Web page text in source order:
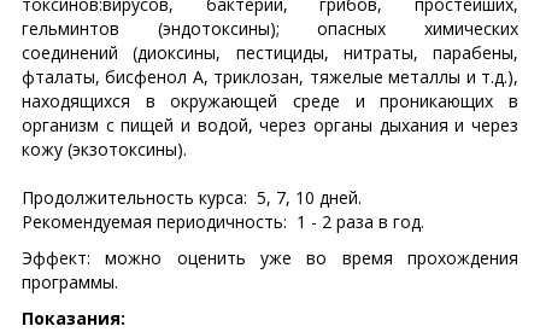
гельминтов (эндотоксины); опасных химических
соединений (диоксины, пестициды, нитраты, парабены,
фталаты, бисфенол А, триклозан, тяжелые металлы и т.д.),
находящихся в окружающей среде и проникающих в
организм с пищей и водой, через органы дыхания и через
кожу (экзотоксины).
Продолжительность курса: 5, 7, 10 дней.
Рекомендуемая периодичность: 1 - 2 раза в год.
Эффект: можно оценить уже во время прохождения
программы.
Показания: